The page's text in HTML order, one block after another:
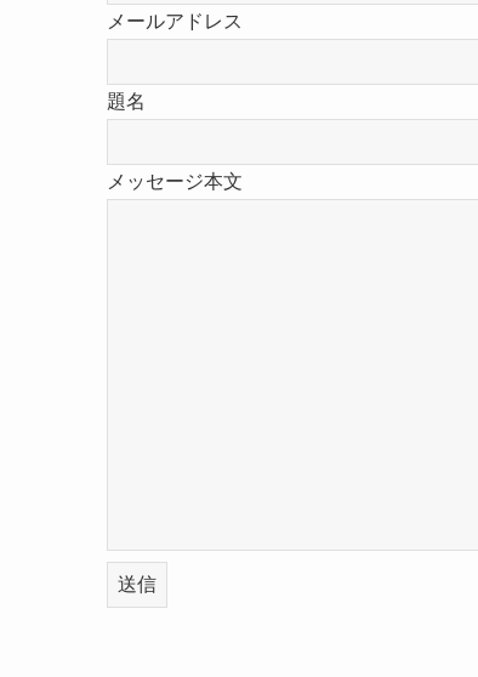
メールアドレス
題名
メッセージ本文